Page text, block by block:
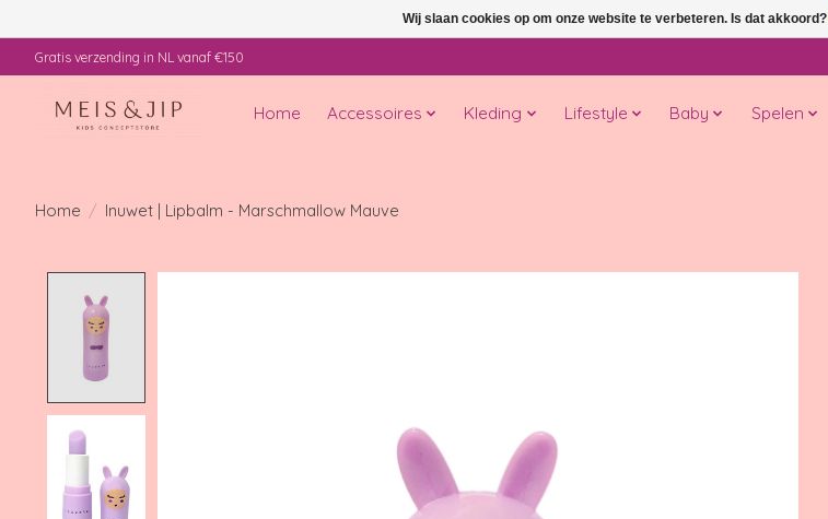
Gratis verzending in NL vanaf €150
Home Accessoires Kleding Lifestyle Baby Spelen
Home / Inuwet | Lipbalm - Marschmallow Mauve
Wij slaan cookies op om onze website te verbeteren. Is dat akkoord?